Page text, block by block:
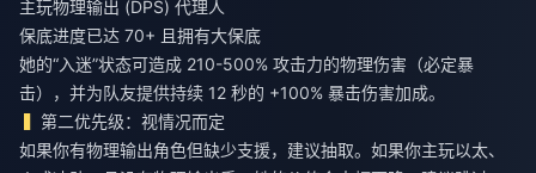
主玩物理输出 (DPS) 代理人
保底进度已达 70+ 且拥有大保底
她的“入迷”状态可造成 210-500% 攻击力的物理伤害（必定暴
击），并为队友提供持续 12 秒的 +100% 暴击伤害加成。
第二优先级：视情况而定
如果你有物理输出角色但缺少支援，建议抽取。如果你主玩以太、